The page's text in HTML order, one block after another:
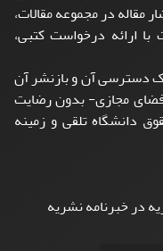
مقاله در مجموعه مقالات،
ارائه درخواست کتبی،
دسترسی آن و بازنشر آن
مجازی- بدون رضایت
دانشگاه تلقی و زمینه
در خبرنامه نشریه